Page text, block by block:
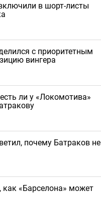
в шорт-листы
с приоритетным
вингера
ли у «Локомотива»
почему Батраков не
как «Барселона» может